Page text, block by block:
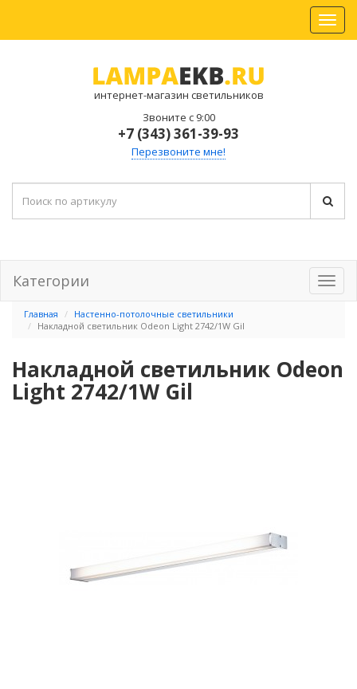
интернет-магазин светильников
Звоните с 9:00
+7 (343) 361-39-93
Перезвоните мне!
Категории
Главная
Настенно-потолочные светильники
Накладной светильник Odeon Light 2742/1W Gil
Накладной светильник Odeon
Light 2742/1W Gil